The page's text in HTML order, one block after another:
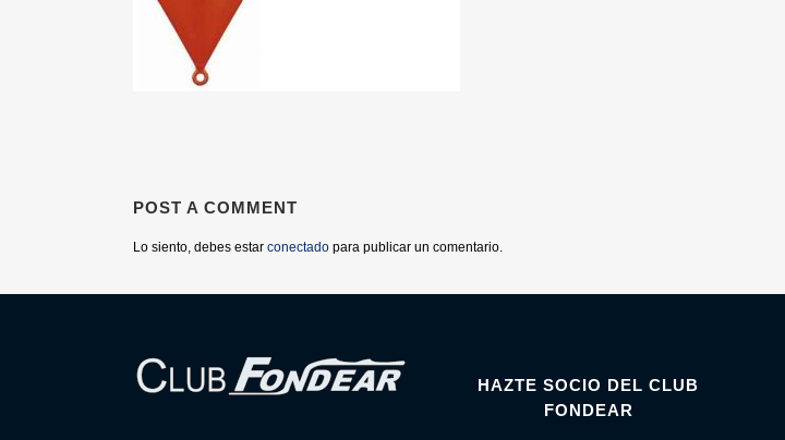
POST A COMMENT
Lo siento, debes estar conectado para publicar un comentario.
HAZTE SOCIO DEL CLUB
FONDEAR